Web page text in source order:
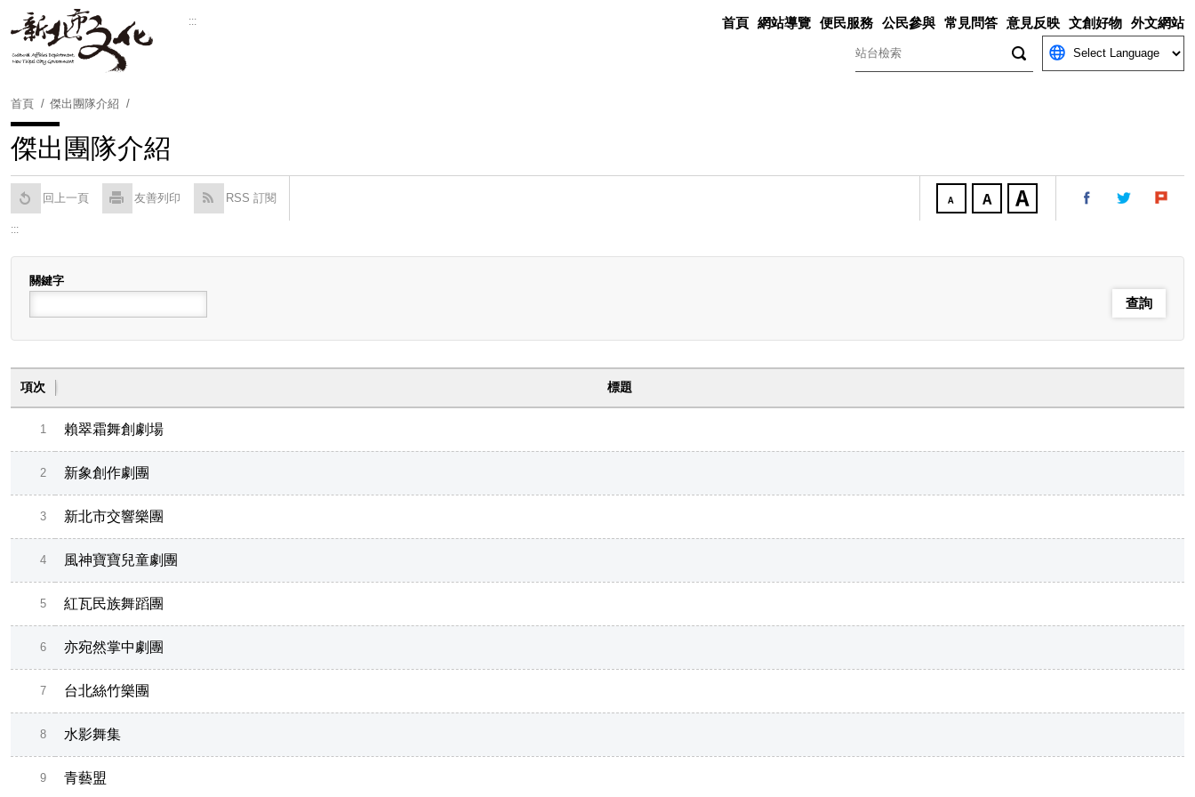
::: 首頁 網站導覽 便民服務 公民參與 常見問答 意見反映 文創好物 外文網站
首頁 傑出團隊介紹
傑出團隊介紹
回上一頁 友善列印 RSS 訂閱
:::
關鍵字
項次 標題
1 賴翠霜舞創劇場
2 新象創作劇團
3 新北市交響樂團
4 風神寶寶兒童劇團
5 紅瓦民族舞蹈團
6 亦宛然掌中劇團
7 台北絲竹樂團
8 水影舞集
9 青藝盟